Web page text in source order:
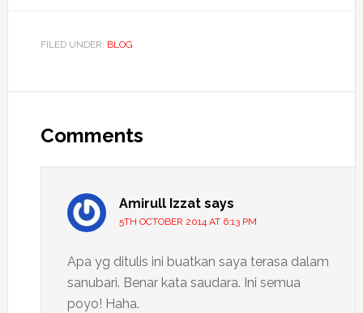
FILED UNDER: BLOG
Interactions
Comments
Amirull Izzat says
5TH OCTOBER 2014 AT 6:13 PM
Apa yg ditulis ini buatkan saya terasa dalam
sanubari. Benar kata saudara. Ini semua
poyo! Haha.